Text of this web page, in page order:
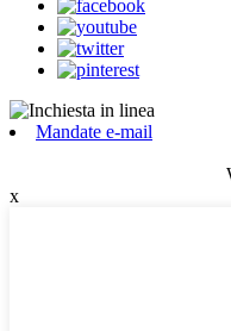
Mandate e-mail
x